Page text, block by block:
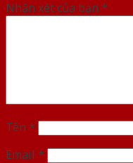
Nhận xét của bạn *
Tên *
Email *